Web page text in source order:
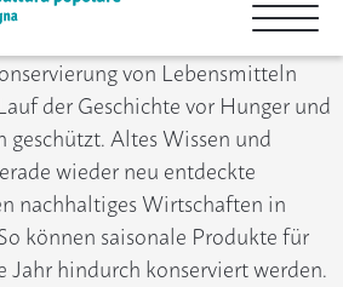
von Lebensmitteln
der Geschichte vor Hunger und
Altes Wissen und
wieder neu entdeckte
nachhaltiges Wirtschaften in
können saisonale Produkte für
Jahr hindurch konserviert werden.